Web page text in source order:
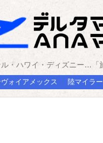
・ハワイ・ディズニー…「
ォイアメックス 陸マイラー